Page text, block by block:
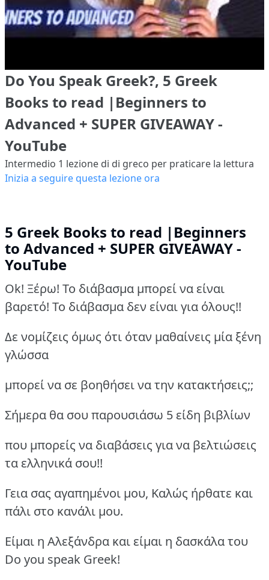
Do You Speak Greek?, 5 Greek
Books to read |Beginners to
Advanced + SUPER GIVEAWAY -
YouTube
Intermedio 1 lezione di di greco per praticare la lettura
Inizia a seguire questa lezione ora
5 Greek Books to read |Beginners
to Advanced + SUPER GIVEAWAY -
YouTube
Ok! Ξέρω! Το διάβασμα μπορεί να είναι
βαρετό! Το διάβασμα δεν είναι για όλους!!
Δε νομίζεις όμως ότι όταν μαθαίνεις μία ξένη
γλώσσα
μπορεί να σε βοηθήσει να την κατακτήσεις;;
Σήμερα θα σου παρουσιάσω 5 είδη βιβλίων
που μπορείς να διαβάσεις για να βελτιώσεις
τα ελληνικά σου!!
Γεια σας αγαπημένοι μου, Καλώς ήρθατε και
πάλι στο κανάλι μου.
Είμαι η Αλεξάνδρα και είμαι η δασκάλα του
Do you speak Greek!